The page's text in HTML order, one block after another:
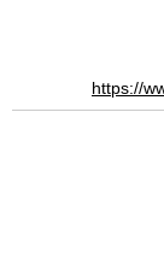
https://